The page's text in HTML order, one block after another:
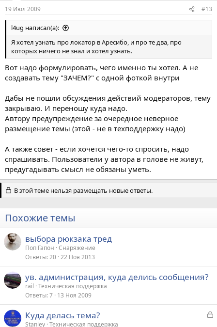
19 Июл 2009 #13
l4ug написал(а):
Я хотел узнать про локатор в Аресибо, и про те два, про
которых ничего не знал и хотел узнать.
Вот надо формулировать, чего именно ты хотел. А не
создавать тему "ЗАЧЕМ?" с одной фоткой внутри
Дабы не пошли обсуждения действий модераторов, тему
закрываю. И переношу куда надо.
Автору предупреждение за очередное неверное
размещение темы (этой - не в техподдержку надо)
А также совет - если хочется чего-то спросить, надо
спрашивать. Пользователи у автора в голове не живут,
предугадывать смысл не обязаны уметь.
В этой теме нельзя размещать новые ответы.
Похожие темы
выбора рюкзака тред
Поп Гапон Снаряжение
Ответы 20 22 Ноя 2013
ув. администрация, куда делись сообщения?
rail Техническая поддержка
Ответы 7 13 Ноя 2009
З
Куда делась тема?
Stanley Техническая поддержка